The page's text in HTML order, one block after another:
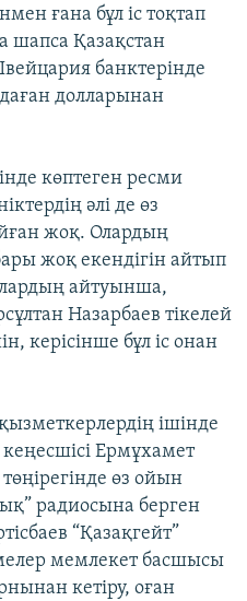
ғана бұл іс тоқтап
шапса Қазақстан
банктерінде
долларынан
көптеген ресми
әлі де өз
жоқ. Олардың
жоқ екендігін айтып
айтуынша,
Назарбаев тікелей
керісінше бұл іс онан
ішінде
Ермұхамет
өз ойын
радиосына берген
“Қазақгейт”
мемлекет басшысы
кетіру, оған